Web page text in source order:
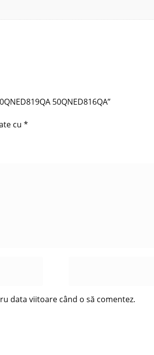
50QNED816QA”
cu *
data viitoare când o să comentez.